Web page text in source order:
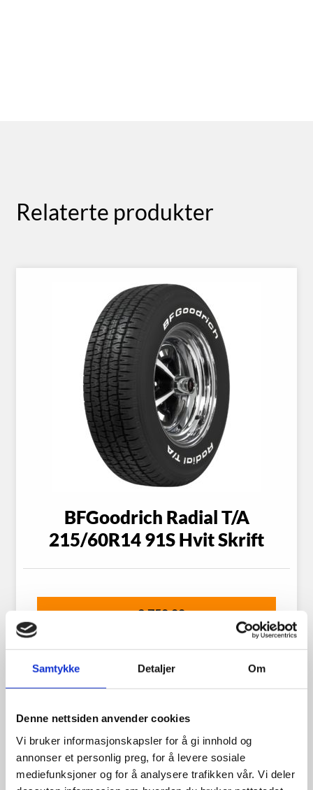
Samtykke Detaljer Om
Denne nettsiden anvender cookies
Vi bruker informasjonskapsler for å gi innhold og
annonser et personlig preg, for å levere sosiale
mediefunksjoner og for å analysere trafikken vår. Vi deler
Relaterte produkter
BFGoodrich Radial T/A
215/60R14 91S Hvit Skrift
kr2,750.00
Se flere detaljer